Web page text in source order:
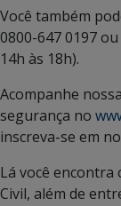
Você também
0800-647 0197
14h às 18h).
Acompanhe
segurança no
inscreva-se em
Lá você encontra
Civil, além de